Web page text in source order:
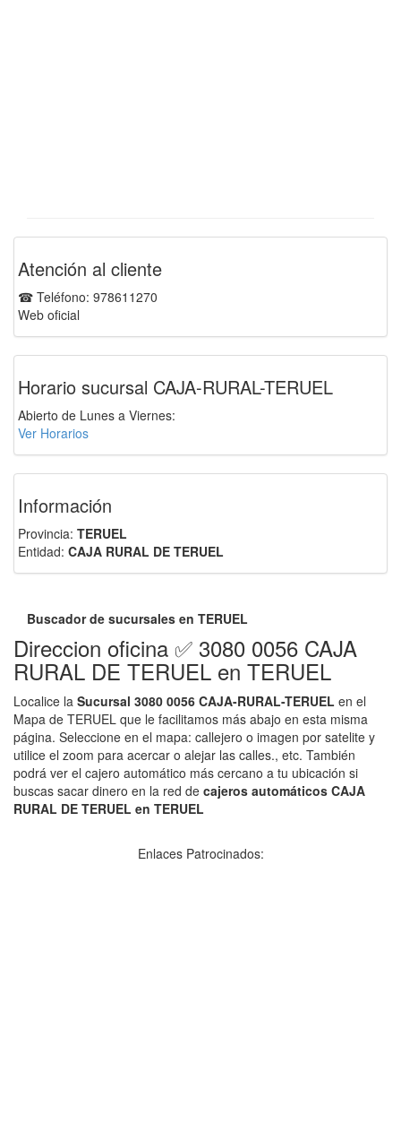
Atención al cliente
☎ Teléfono: 978611270
Web oficial
Horario sucursal CAJA-RURAL-TERUEL
Abierto de Lunes a Viernes:
Ver Horarios
Información
Provincia: TERUEL
Entidad: CAJA RURAL DE TERUEL
Buscador de sucursales en TERUEL
Direccion oficina ✅ 3080 0056 CAJA
RURAL DE TERUEL en TERUEL
Localice la Sucursal 3080 0056 CAJA-RURAL-TERUEL en el
Mapa de TERUEL que le facilitamos más abajo en esta misma
página. Seleccione en el mapa: callejero o imagen por satelite y
utilice el zoom para acercar o alejar las calles., etc. También
podrá ver el cajero automático más cercano a tu ubicación si
buscas sacar dinero en la red de cajeros automáticos CAJA
RURAL DE TERUEL en TERUEL
Enlaces Patrocinados: